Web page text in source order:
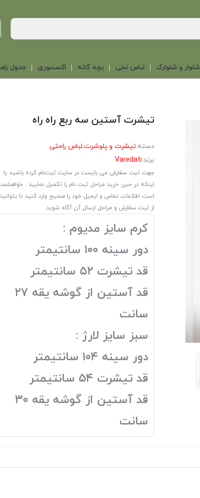
شلوار و شلوارک لباس نخی بچه گانه اکسسوری جدول
تیشرت آستین سه ربع راه راه
دسته:تیشرت و پلوشرت,لباس راحتی
برند:Varedati
جهت ثبت سفارش می بایست در سایت ثبت‌نام کرده باشید یا
اینکه در حین خرید مراحل ثبت نام را تکمیل نمایید .
است اطلاعات تماس و ایمیل خود را صحیح وارد کنید تا بتوانید
از ثبت سفارش و مراحل ارسال آن آگاه شوید.
کرم سایز مدیوم :
دور سینه ۱۰۰ سانتیمتر
قد تیشرت ۵۲ سانتیمتر
قد آستین از گوشه یقه ۲۷
سانت
سبز سایز لارژ :
دور سینه ۱۰۴ سانتیمتر
قد تیشرت ۵۴ سانتیمتر
قد آستین از گوشه یقه ۳۰
سانت